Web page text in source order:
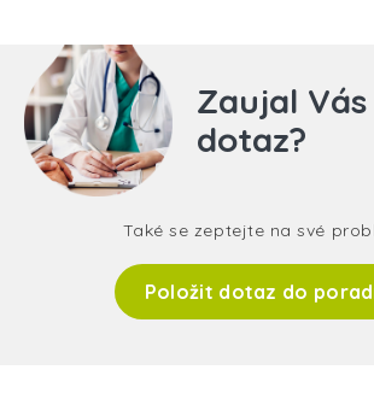
Zaujal
dotaz?
Také se zeptejte na své
Položit dotaz do